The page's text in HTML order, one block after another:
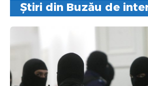
Știri din Buzău de